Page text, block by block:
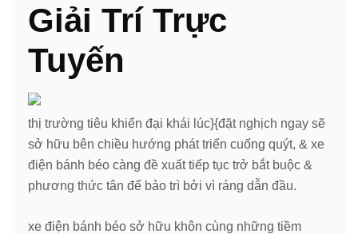
Giải Trí Trực
Tuyến
thị trường tiêu khiển đại khái lúc}{đặt nghịch ngay sẽ
sở hữu bên chiều hướng phát triển cuống quýt, & xe
điện bánh béo càng đề xuất tiếp tục trở bắt buộc &
phương thức tân để bảo trì bởi vì ráng dẫn đầu.
xe điện bánh béo sở hữu khôn cùng những tiềm